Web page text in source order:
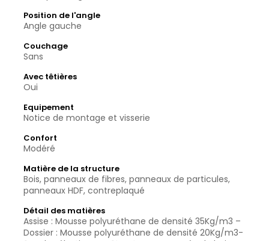
Position de l'angle
Angle gauche
Couchage
Sans
Avec têtières
Oui
Equipement
Notice de montage et visserie
Confort
Modéré
Matière de la structure
Bois, panneaux de fibres, panneaux de particules,
panneaux HDF, contreplaqué
Détail des matières
Assise : Mousse polyuréthane de densité 35Kg/m3 –
Dossier : Mousse polyuréthane de densité 20Kg/m3-